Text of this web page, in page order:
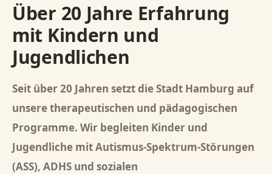
Über 20 Jahre Erfahrung
mit Kindern und
Jugendlichen
Seit über 20 Jahren setzt die Stadt Hamburg auf
unsere therapeutischen und pädagogischen
Programme. Wir begleiten Kinder und
Jugendliche mit Autismus-Spektrum-Störungen
(ASS), ADHS und sozialen